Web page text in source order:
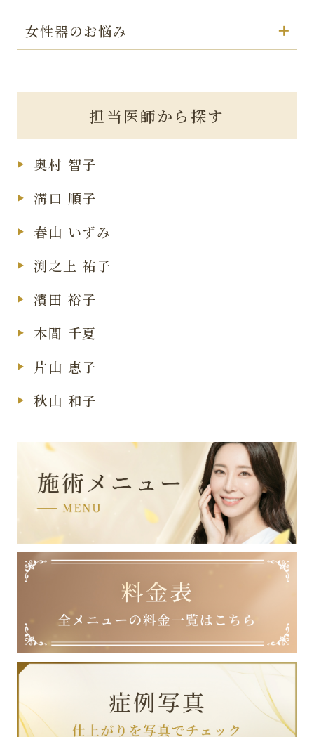
女性器のお悩み
担当医師から探す
奥村 智子
溝口 順子
春山 いずみ
渕之上 祐子
濱田 裕子
本間 千夏
片山 恵子
秋山 和子